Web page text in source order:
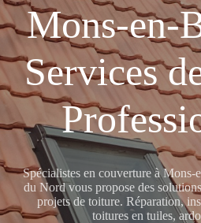
Mons-en-
Services
Spécialistes en couverture à
du Nord vous propose des
projets de toiture. Réparation,
toitures en tuiles,